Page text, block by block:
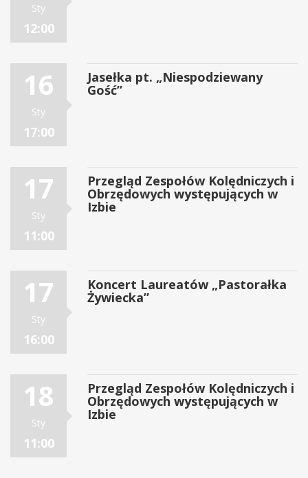
Sty
12:00
16
Sty
17:00
Jasełka pt. „Niespodziewany
Gość”
17
Sty
11:00
Przegląd Zespołów Kolędniczych i
Obrzędowych występujących w
Izbie
17
Sty
16:00
Koncert Laureatów „Pastorałka
Żywiecka”
18
Sty
11:00
Przegląd Zespołów Kolędniczych i
Obrzędowych występujących w
Izbie